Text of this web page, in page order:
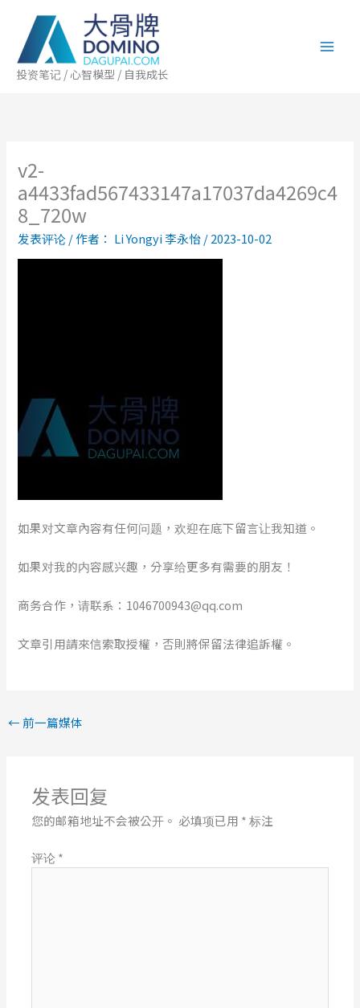
投资笔记 / 心智模型 / 自我成长
v2-
a4433fad567433147a17037da4269c4
8_720w
发表评论/ 作者： Li Yongyi 李永怡/2023-10-02
如果对文章內容有任何问题，欢迎在底下留言让我知道。
如果对我的内容感兴趣，分享给更多有需要的朋友！
商务合作，请联系：1046700943@qq.com
文章引用請來信索取授權，否則將保留法律追訴權。
← 前一篇媒体
发表回复
您的邮箱地址不会被公开。 必填项已用 *标注
评论 *